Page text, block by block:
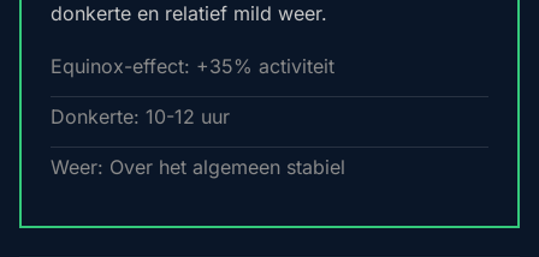
donkerte en relatief mild weer.
Equinox-effect: +35% activiteit
Donkerte: 10-12 uur
Weer: Over het algemeen stabiel